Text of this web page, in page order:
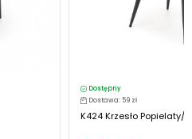
Dostępny
Dostawa: 59 zł
K424 Krzesło Popielaty/